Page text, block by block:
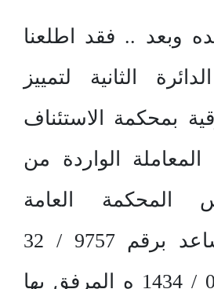
وبعد .. فقد اطلعنا
الثانية لتمييز
بمحكمة الاستئناف
الواردة من
المحكمة العامة
بالرياض المساعد برقم 9757 / 32
وتاريخ 27 / 04 / 1434 ه المرفق بها